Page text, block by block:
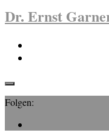
Dr. Ernst
Folgen: